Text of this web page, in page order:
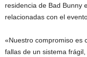
residencia de Bad Bunny
relacionadas con el
«Nuestro compromiso es
fallas de un sistema